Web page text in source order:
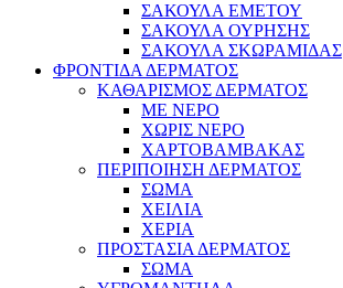
ΣΑΚΟΥΛΑ ΕΜΕΤΟΥ
ΣΑΚΟΥΛΑ ΟΥΡΗΣΗΣ
ΣΑΚΟΥΛΑ ΣΚΩΡΑΜΙΔΑΣ
ΦΡΟΝΤΙΔΑ ΔΕΡΜΑΤΟΣ
ΚΑΘΑΡΙΣΜΟΣ ΔΕΡΜΑΤΟΣ
ΜΕ ΝΕΡΟ
ΧΩΡΙΣ ΝΕΡΟ
ΧΑΡΤΟΒΑΜΒΑΚΑΣ
ΠΕΡΙΠΟΙΗΣΗ ΔΕΡΜΑΤΟΣ
ΣΩΜΑ
ΧΕΙΛΙΑ
ΧΕΡΙΑ
ΠΡΟΣΤΑΣΙΑ ΔΕΡΜΑΤΟΣ
ΣΩΜΑ